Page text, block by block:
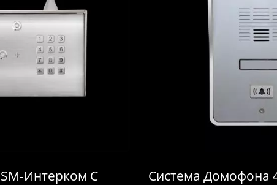
Интерком С
Система Домофона